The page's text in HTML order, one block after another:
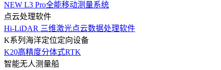
NEW L3 Pro全能移动测量系统
点云处理软件
Hi-LiDAR 三维激光点云数据处理软件
K系列海洋定位定向设备
K20高精度分体式RTK
智能无人测量船